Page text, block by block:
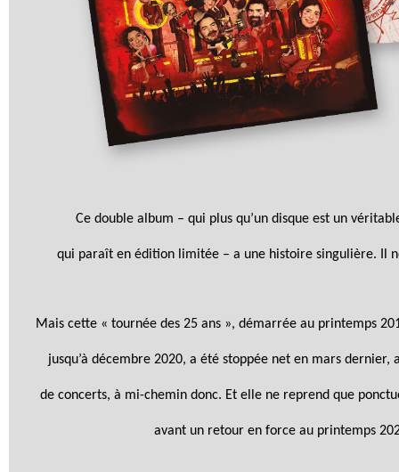
Ce double album – qui plus qu’un disque est un
qui paraît en édition limitée – a une histoire singulière. Il
Mais cette « tournée des 25 ans », démarrée au printemps
jusqu’à décembre 2020, a été stoppée net en mars dernier,
de concerts, à mi-chemin donc. Et elle ne reprend que
avant un retour en force au printemps